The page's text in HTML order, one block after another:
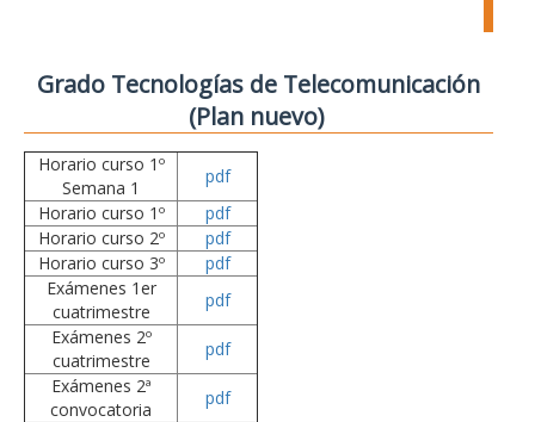
Grado Tecnologías de Telecomunicación
(Plan nuevo)
Horario curso 1º
Semana 1
pdf
Horario curso 1º
pdf
Horario curso 2º
pdf
Horario curso 3º
pdf
Exámenes 1er
cuatrimestre
pdf
Exámenes 2º
cuatrimestre
pdf
Exámenes 2ª
convocatoria
pdf